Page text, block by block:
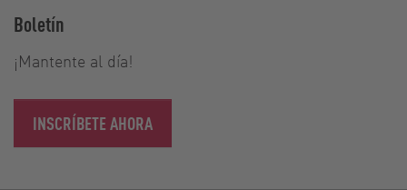
Boletín
¡Mantente al día!
INSCRÍBETE AHORA